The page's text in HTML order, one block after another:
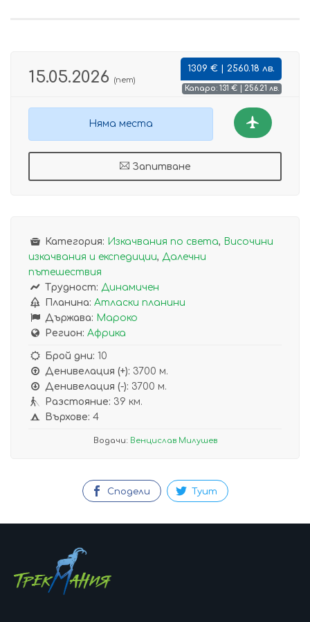
15.05.2026 (пет)
1309 € | 2560.18 лв.
Капаро: 131 € | 256.21 лв.
Няма места
Запитване
Категория: Изкачвания по света, Височини
изкачвания и експедиции, Далечни
пътешествия
Трудност: Динамичен
Планина: Атласки планини
Държава: Мароко
Регион: Африка
Брой дни: 10
Денивелация (+): 3700 м.
Денивелация (-): 3700 м.
Разстояние: 39 км.
Върхове: 4
Водачи: Венцислав Милушев
Сподели Туит